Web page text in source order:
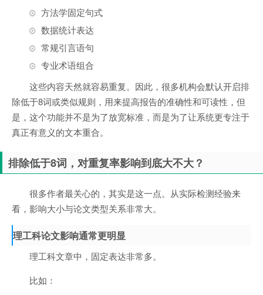
方法学固定句式
数据统计表达
常规引言语句
专业术语组合
这些内容天然就容易重复。因此，很多机构会默认开启排
除低于8词或类似规则，用来提高报告的准确性和可读性，但
是，这个功能并不是为了放宽标准，而是为了让系统更专注于
真正有意义的文本重合。
排除低于8词，对重复率影响到底大不大？
很多作者最关心的，其实是这一点。从实际检测经验来
看，影响大小与论文类型关系非常大。
理工科论文影响通常更明显
理工科文章中，固定表达非常多。
比如：